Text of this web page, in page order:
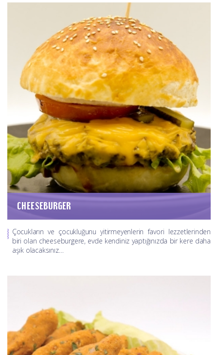
CHEESEBURGER
Çocukların ve çocukluğunu yitirmeyenlerin favori lezzetlerinden
biri olan cheeseburgere, evde kendiniz yaptığınızda bir kere daha
aşık olacaksınız…